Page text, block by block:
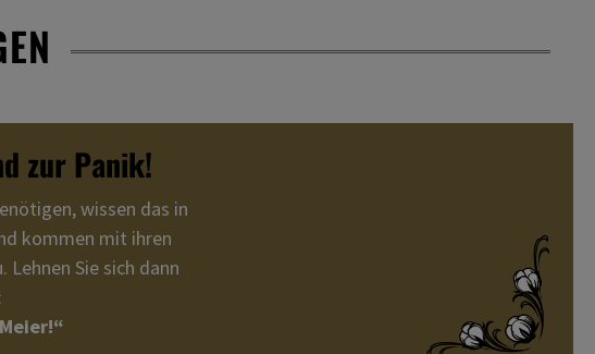
zur Panik!
wissen das in
kommen mit ihren
Sie sich dann